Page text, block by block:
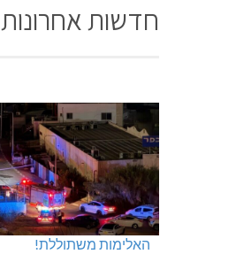
חדשות אחרונות
האלימות משתוללת!